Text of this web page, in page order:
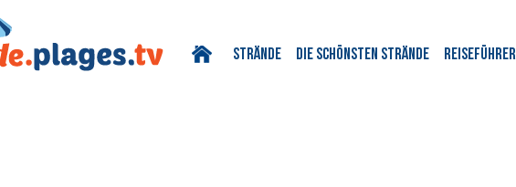
Strände Die schönsten Strände Reiseführer